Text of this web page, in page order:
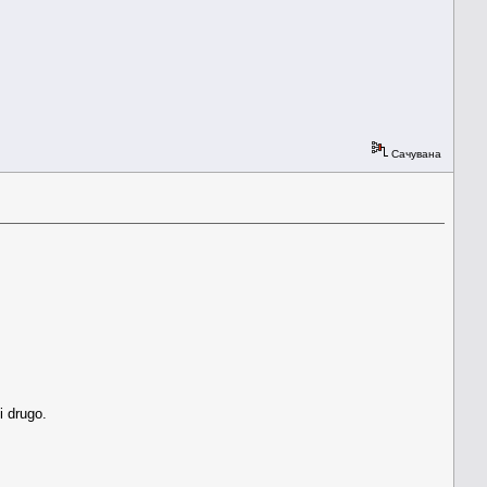
Сачувана